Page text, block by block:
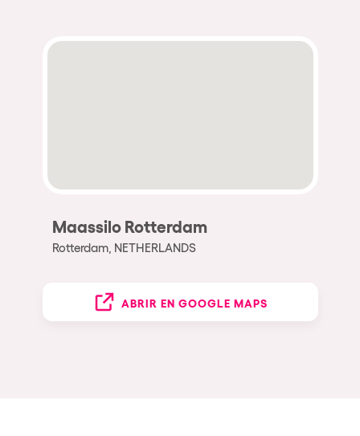
Maassilo Rotterdam
Rotterdam, NETHERLANDS
ABRIR EN GOOGLE MAPS